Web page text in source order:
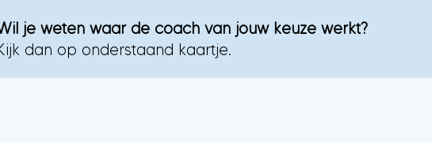
je weten waar de coach van jouw keuze werkt?
dan op onderstaand kaartje.